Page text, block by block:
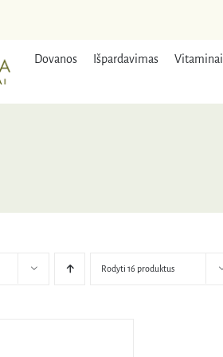
Dovanos Išpardavimas
Rodyti 16 produktus